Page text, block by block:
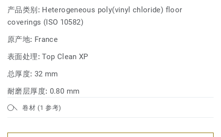
产品类别: Heterogeneous poly(vinyl chloride) floor
coverings (ISO 10582)
原产地: France
表面处理:Top Clean XP
总厚度: 32 mm
耐磨层厚度: 0.80 mm
卷材 (1 参考)